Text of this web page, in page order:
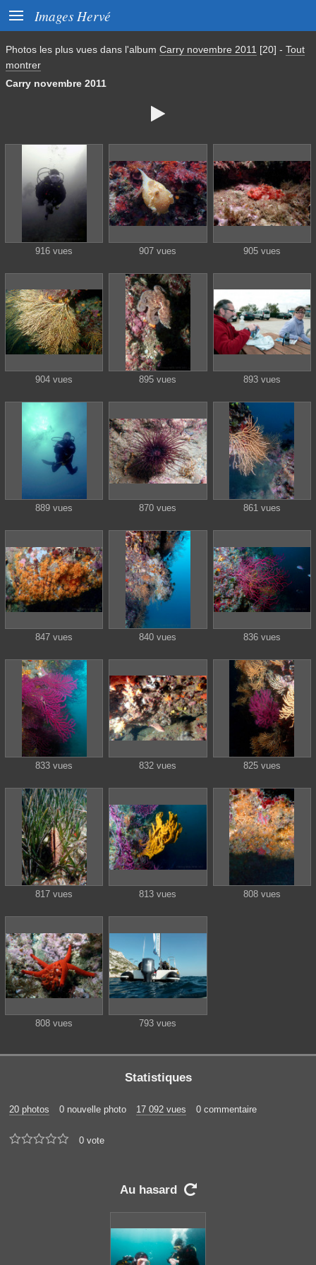
 Images Hervé
Photos les plus vues dans l'album Carry novembre 2011 [20] - Tout
montrer
Carry novembre 2011

916 vues 907 vues 905 vues
904 vues 895 vues 893 vues
889 vues 870 vues 861 vues
847 vues 840 vues 836 vues
833 vues 832 vues 825 vues
817 vues 813 vues 808 vues
808 vues 793 vues
Statistiques
20 photos 0 nouvelle photo 17 092 vues 0 commentaire
 0 vote
Au hasard 